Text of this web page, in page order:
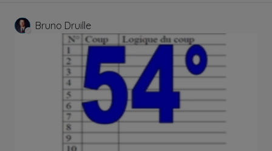
Bruno Druille